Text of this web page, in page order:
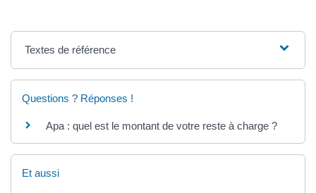
Textes de référence
Questions ? Réponses !
Apa : quel est le montant de votre reste à charge ?
Et aussi